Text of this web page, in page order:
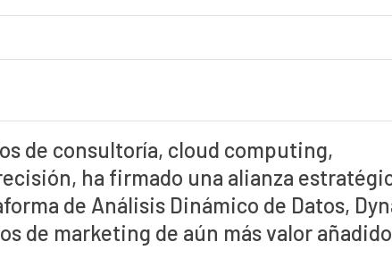
de consultoría, cloud computing,
ha firmado una alianza
de Análisis Dinámico de Datos,
de marketing de aún más valor